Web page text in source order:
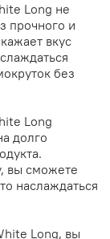
Long не
прочного и
вкус
без
Long
долго
вы сможете
наслаждаться
Long, вы